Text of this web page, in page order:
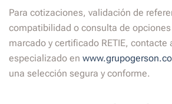
Para cotizaciones, validación de
compatibilidad o consulta de
marcado y certificado RETIE, contacte
especializado en
una selección segura y conforme.